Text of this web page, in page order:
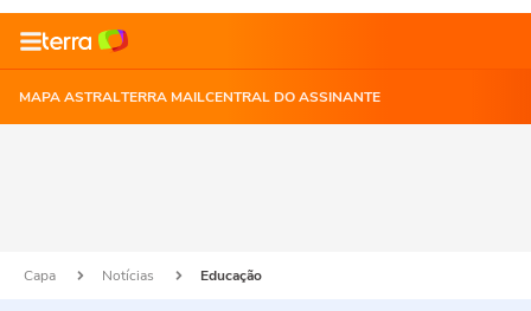
MAPA ASTRALTERRA MAILCENTRAL DO ASSINANTE
Capa Notícias Educação